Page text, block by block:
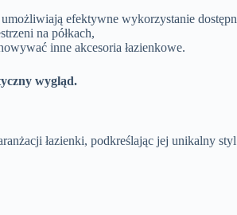
efektywne wykorzystanie
na półkach,
inne akcesoria łazienkowe.
wygląd.
łazienki, podkreślając jej unikalny